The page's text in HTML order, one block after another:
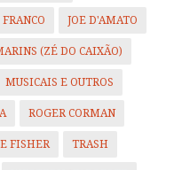
FRANCO JOE D'AMATO
(ZÉ DO CAIXÃO)
MUSICAIS E OUTROS
ROGER CORMAN
FISHER TRASH